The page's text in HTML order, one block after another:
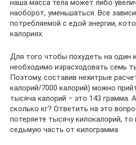
наша масса тела может либо
наоборот, уменьшаться. Все
потребляемой с едой энергии,
калориях.
Для того чтобы похудеть на один
необходимо израсходовать семь
Поэтому, составив нехитрые
калорий/7000 калорий) можно
тысяча калорий – это 143 грамма.
сколько кг? Ответить на это
потеряете тысячу килокалорий,
седьмую часть от килограмма.